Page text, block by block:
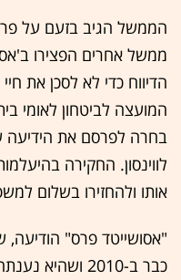
הממשל הגיב בזעם על
ממשל אחרים הפצירו
הדיווח כדי לא לסכן את
המועצה לביטחון לאומי
בחרה לפרסם את הידיעה
לווינסון. החקירה
אותו ולהחזירו בשלום
"אסושייטד פרס"
כבר ב-2010